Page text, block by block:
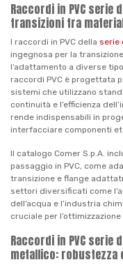
Raccordi in PVC serie
transizioni tra
I raccordi in PVC della serie
ingegnosa per la
l’adattamento a diverse
raccordi PVC è progettata
sistemi che utilizzano
continuità e l’efficienza
rende indispensabili in
interfacciare componenti
Il catalogo Comer S.p.A.
passaggio in PVC, come
transizione e flange
settori diversificati come
dell’acqua e l’industria
cruciale per
Raccordi in PVC
metallico: robustezza